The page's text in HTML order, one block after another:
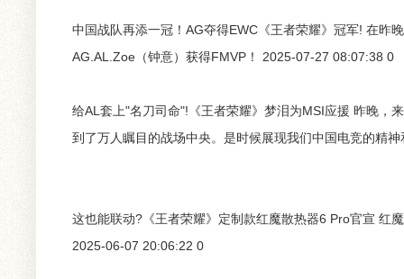
中国战队再添一冠！AG夺得EWC《王者荣耀》冠军! 在昨
AG.AL.Zoe（钟意）获得FMVP！ 2025-07-27 08:07:38 0
给AL套上"名刀司命"!《王者荣耀》梦泪为MSI应援 昨晚，
到了万人瞩目的战场中央。是时候展现我们中国电竞的精
这也能联动?《王者荣耀》定制款红魔散热器6 Pro官宣 红
2025-06-07 20:06:22 0